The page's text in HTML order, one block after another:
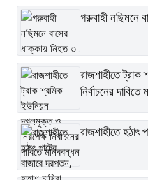
গরুবাহী নছিমনে
রাজশাহীতে
নির্বাচনের
রাজশাহীতে হঠাৎ